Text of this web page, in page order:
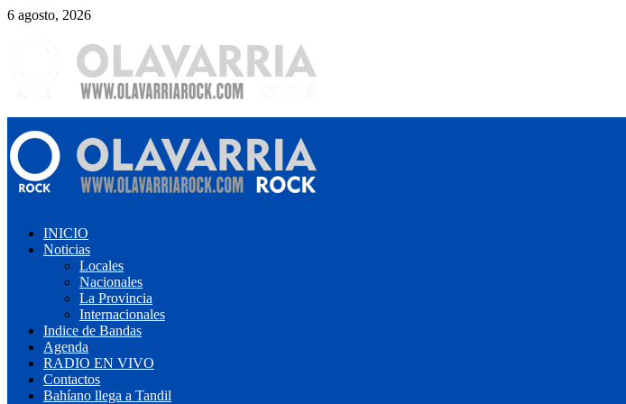
Saltar
contenido
6 agosto, 2026
primario
INICIO
Noticias
Locales
Nacionales
La Provincia
Internacionales
Indice de Bandas
Agenda
RADIO EN VIVO
Contactos
Bahíano llega a Tandil